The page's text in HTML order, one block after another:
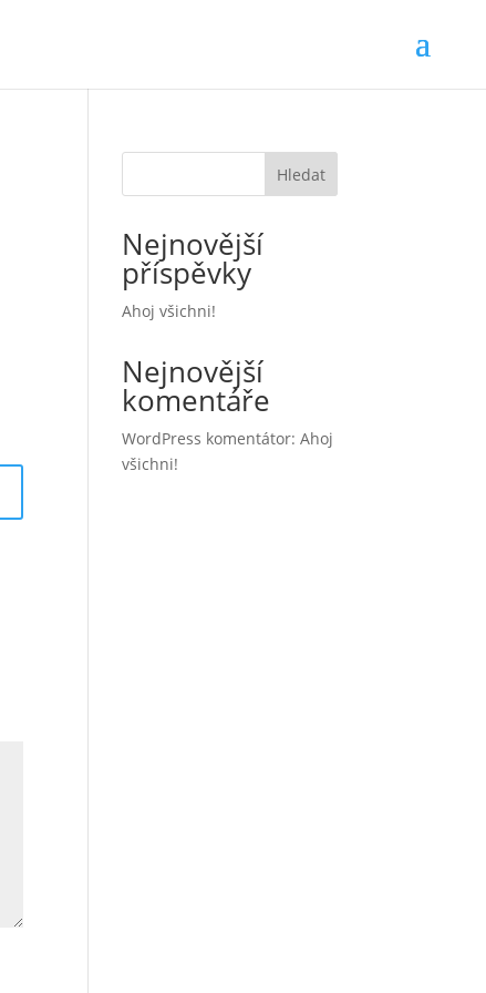
Hledat
Nejnovější
příspěvky
Ahoj všichni!
Nejnovější
komentáře
WordPress komentátor:Ahoj
všichni!